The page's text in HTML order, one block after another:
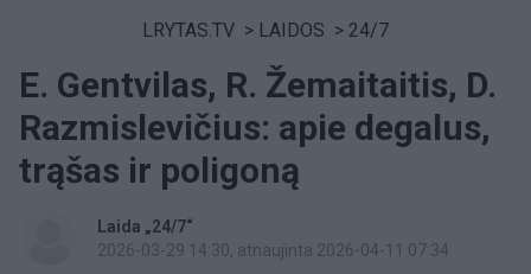
LRYTAS.TV > LAIDOS > 24/7
E. Gentvilas, R. Žemaitaitis, D.
Razmislevičius: apie degalus,
trąšas ir poligoną
Laida „24/7“
2026-03-29 14:30, atnaujinta 2026-04-11 07:34